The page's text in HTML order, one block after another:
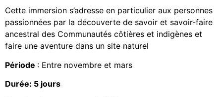
Cette immersion s’adresse en particulier aux personnes
passionnées par la découverte de savoir et savoir-faire
ancestral des Communautés côtières et indigènes et
faire une aventure dans un site naturel
Période : Entre novembre et mars
Durée: 5 jours